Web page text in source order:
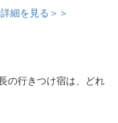
細を見る＞＞
の行きつけ宿は、どれ